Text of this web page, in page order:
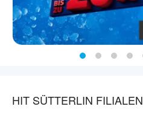
HIT SÜTTERLIN FILIALEN